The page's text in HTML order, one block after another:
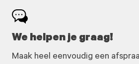
We helpen je graag!
Maak heel eenvoudig een